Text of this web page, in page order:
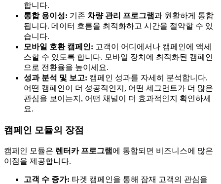
합니다.
통합 용이성: 기존 차량 관리 프로그램과 원활하게 통합
됩니다. 데이터 흐름을 최적화하고 시간을 절약할 수 있
습니다.
모바일 호환 캠페인: 고객이 어디에서나 캠페인에 액세
스할 수 있도록 합니다. 모바일 장치에 최적화된 캠페인
으로 전환율을 높이세요.
성과 분석 및 보고: 캠페인 성과를 자세히 분석합니다.
어떤 캠페인이 더 성공적인지, 어떤 세그먼트가 더 많은
관심을 보이는지, 어떤 채널이 더 효과적인지 확인하세
요.
캠페인 모듈의 장점
캠페인 모듈은 렌터카 프로그램에 통합되면 비즈니스에 많은
이점을 제공합니다.
고객 수 증가: 타겟 캠페인을 통해 잠재 고객의 관심을